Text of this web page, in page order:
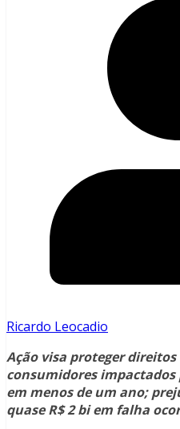
Ricardo Leocadio
Ação visa proteger
consumidores impactados
em menos de um ano;
quase R$ 2 bi em falha